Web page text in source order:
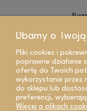
Dbamy o
Pliki cookies i
poprawne działanie
ofertę do Twoich
wykorzystanie przez
do sklepu lub
preferencji,
Więcej o plikach